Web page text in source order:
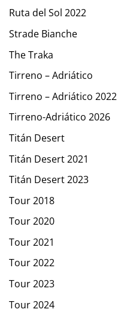
Ruta del Sol 2022
Strade Bianche
The Traka
Tirreno – Adriático
Tirreno – Adriático 2022
Tirreno-Adriático 2026
Titán Desert
Titán Desert 2021
Titán Desert 2023
Tour 2018
Tour 2020
Tour 2021
Tour 2022
Tour 2023
Tour 2024